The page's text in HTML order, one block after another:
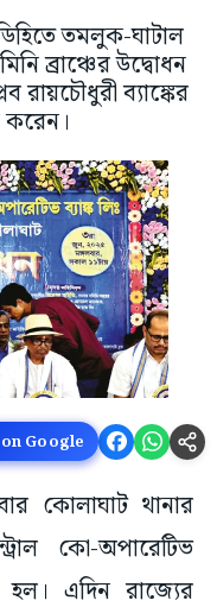
তমলুক-ঘাটাল
ব্রাঞ্চের উদ্বোধন
রায়চৌধুরী ব্যাঙ্কের
Google
কোলাঘাট থানার
কো-অপারেটিভ
হল। এদিন রাজ্যের